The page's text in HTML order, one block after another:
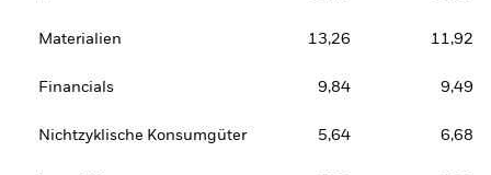
Materialien 13,26 11,92
Financials 9,84 9,49
Nichtzyklische Konsumgüter 5,64 6,68